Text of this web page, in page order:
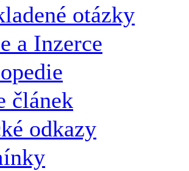
otázky
a Inzerce
článek
odkazy